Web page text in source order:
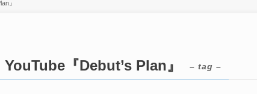
』
YouTube『Debut’s Plan』 – tag –